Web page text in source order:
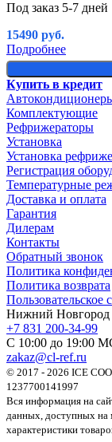
Под заказ 5-7 дней
15490 руб.
Подробнее
Купить в кредит
Комплектующие
Рефрижераторы
Установка
Установка
Регистрация
Температурные
Доставка и оплата
Гарантия
Дилерам
Контакты
Обратный звонок
Политика
Политика возврата
Пользовательское
Нижний Новгород
+7 831 200-34-99
С 10:00 до 19:00
zakaz@cl-ref.ru
© 2017 - 2026 ICE
1237700141997
Вся информация на
данных, доступных на
характеристики